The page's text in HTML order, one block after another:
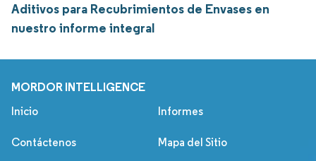
Aditivos para Recubrimientos de Envases en
nuestro informe integral
MORDOR INTELLIGENCE
Inicio Informes
Contáctenos Mapa del Sitio